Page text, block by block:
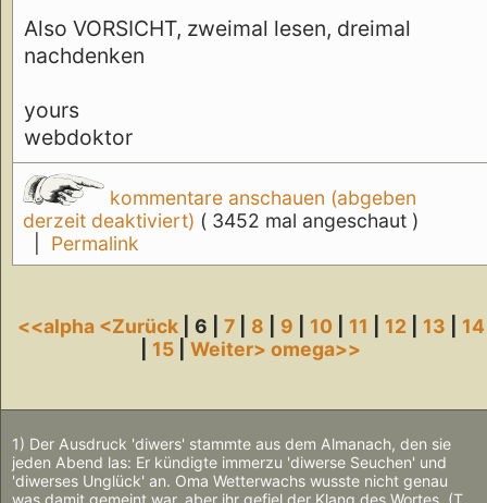
Also VORSICHT, zweimal lesen, dreimal
nachdenken
yours
webdoktor
kommentare anschauen (abgeben
derzeit deaktiviert) ( 3452 mal angeschaut )
Permalink
<<alpha <Zurück | 6 | 7| 8 9 10| 11 12 13
14
15 |Weiter>omega>>
1) Der Ausdruck 'diwers' stammte aus dem Almanach, den sie
jeden Abend las: Er kündigte immerzu 'diwerse Seuchen' und
'diwerses Unglück' an. Oma Wetterwachs wusste nicht genau
was damit gemeint war, aber ihr gefiel der Klang des Wortes. (T.